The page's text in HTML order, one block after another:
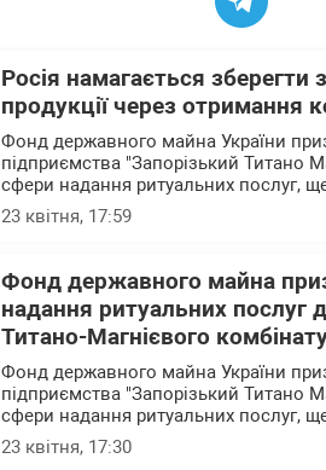
Росія намагається
продукції через
Фонд державного майна України
підприємства "Запорізький Титано
сфери надання ритуальних послуг,
23 квітня, 17:59
Фонд державного майна
надання ритуальних послуг
Титано-Магнієвого
Фонд державного майна України
підприємства "Запорізький Титано
сфери надання ритуальних послуг,
23 квітня, 17:30